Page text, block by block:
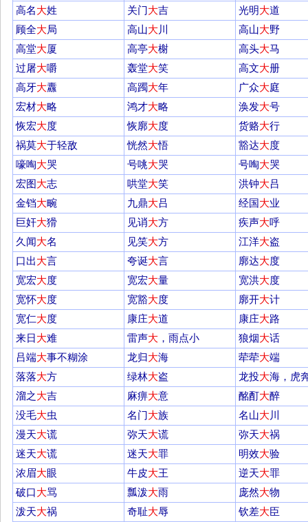
高名大姓 关门 大吉 光明大道
顾全大局 高山大川 高山大野
高堂大厦 高亭大榭 高头大马
过屠大嚼 轰堂大笑 高文大册
高牙大纛 高躅大年 广众大庭
宏材大略 鸿才大略 涣发大号
恢宏大度 恢廓大度 货赂大行
祸莫大于轻敌 恍然大悟 豁达大度
嚎啕大哭 号咷大哭 号啕大哭
宏图 大志 哄堂大笑 洪钟大吕
金铛大畹 九鼎大吕 经国 大业
巨奸大猾 见诮大方 疾声大呼
久闻大名 见笑大方 江洋大盗
口出大言 夸诞大言 廓达大度
宽宏大度 宽宏大量 宽洪大度
宽怀大度 宽豁大度 廓开大计
宽仁大度 康庄大道 康庄大路
来日 大难 雷声大 ，雨点小 狼烟大话
吕端大事不糊涂 龙归大海 荦荦大端
落落大方 绿林大盗 龙投大海，虎
溜之大吉 麻痹大意 酩酊大醉
没毛大虫 名门 大族 名山大川
漫天大谎 弥天大谎 弥天大祸
迷天大谎 迷天大罪 明效大验
浓眉大眼 牛皮大王 逆天大罪
破口大骂 瓢泼大雨 庞然大物
泼天大祸 奇耻大辱 钦差大臣